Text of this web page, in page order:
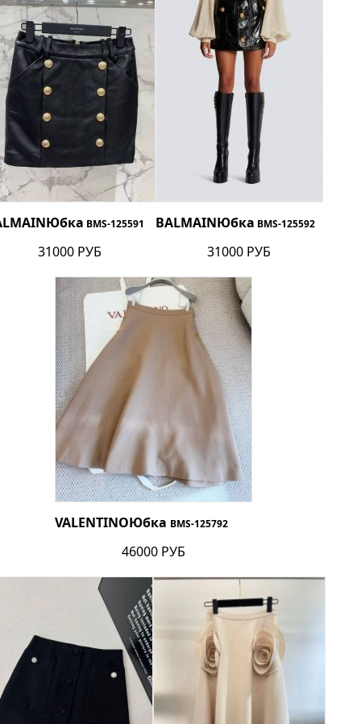
Юбка BMS-125591
31000 РУБ
Юбка
BALMAIN BMS-125592
31000 РУБ
Юбка
VALENTINO BMS-125792
46000 РУБ